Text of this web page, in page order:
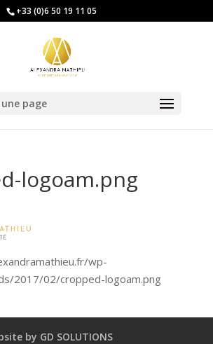
+33 (0)6 50 19 11 05
page
logoam.png
wp-
2017/02/cropped-logoam.png
by GD SOLUTIONS